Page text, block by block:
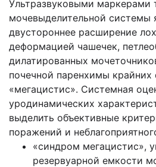
Ультразвуковыми маркерами
мочевыделительной системы
двустороннее расширение
деформацией чашечек,
дилатированных
почечной паренхимы крайних
«мегацистис». Системная
уродинамических
выделить объективные
поражений и
«синдром мегацистис»,
резервуарной емкости